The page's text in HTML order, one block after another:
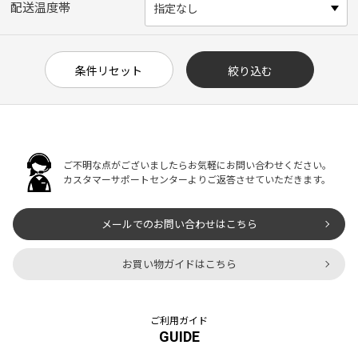
配送温度帯
ご不明な点がございましたらお気軽にお問い合わせください。
カスタマーサポートセンターよりご返答させていただきます。
メールでのお問い合わせはこちら
お買い物ガイドはこちら
ご利用ガイド
GUIDE